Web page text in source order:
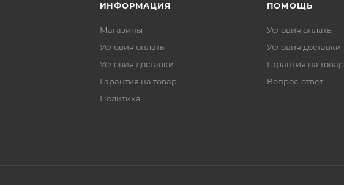
ИНФОРМАЦИЯ
Магазины
Условия оплаты
Условия доставки
Гарантия на товар
Политика
ПОМОЩЬ
Условия оплаты
Условия доставки
Гарантия на товар
Вопрос-ответ